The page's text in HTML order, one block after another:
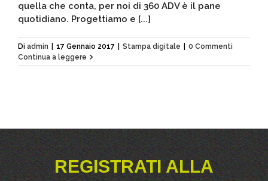
quella che conta, per noi di 360 ADV è il pane
quotidiano. Progettiamo e [...]
Di admin 17 Gennaio 2017 Stampa digitale
0 Commenti
Continua a leggere
REGISTRATI ALLA